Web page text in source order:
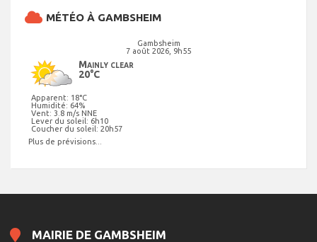
MÉTÉO À GAMBSHEIM
Gambsheim
7 août 2026, 9h55
Mainly clear
20°C
Apparent: 18°C
Humidité: 64%
Vent: 3.8 m/s NNE
Lever du soleil: 6h10
Coucher du soleil: 20h57
Plus de prévisions...
MAIRIE DE GAMBSHEIM